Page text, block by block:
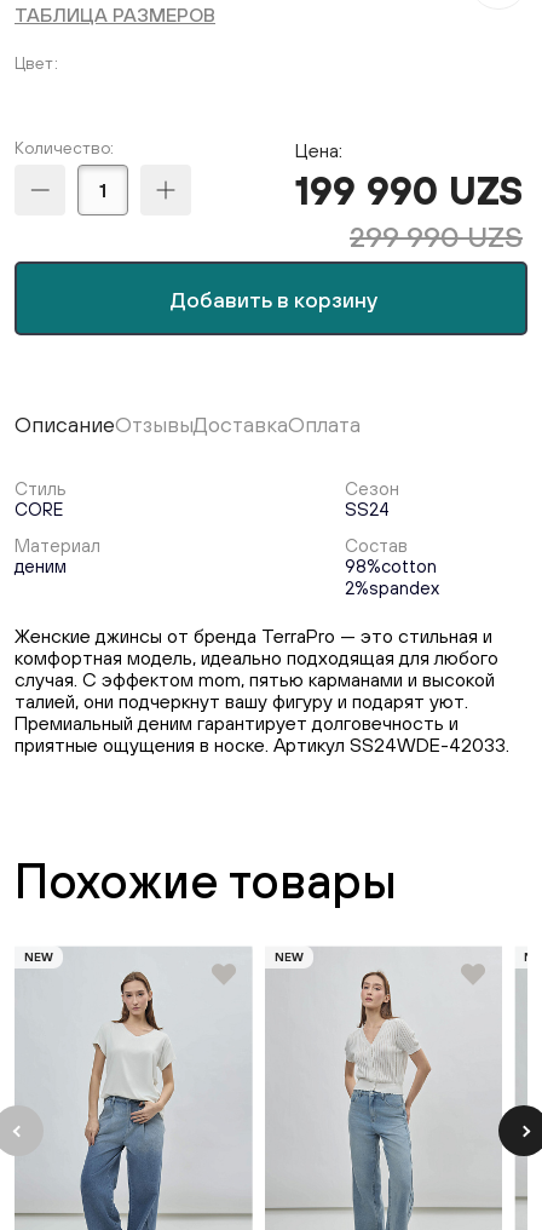
ТАБЛИЦА РАЗМЕРОВ
Цвет
Количество:
Добавить в корзину
Цена:
199 990 UZS
299 990 UZS
ОписаниеОтзывыДоставкаОплата
Стиль
CORE
Сезон
SS24
Материал
деним
Состав
98%cotton
2%spandex
Женские джинсы от бренда TerraPro — это стильная и
комфортная модель, идеально подходящая для любого
случая. С эффектом mom, пятью карманами и высокой
талией, они подчеркнут вашу фигуру и подарят уют.
Премиальный деним гарантирует долговечность и
приятные ощущения в носке. Артикул SS24WDE-42033.
Похожие товары
NEW NEW